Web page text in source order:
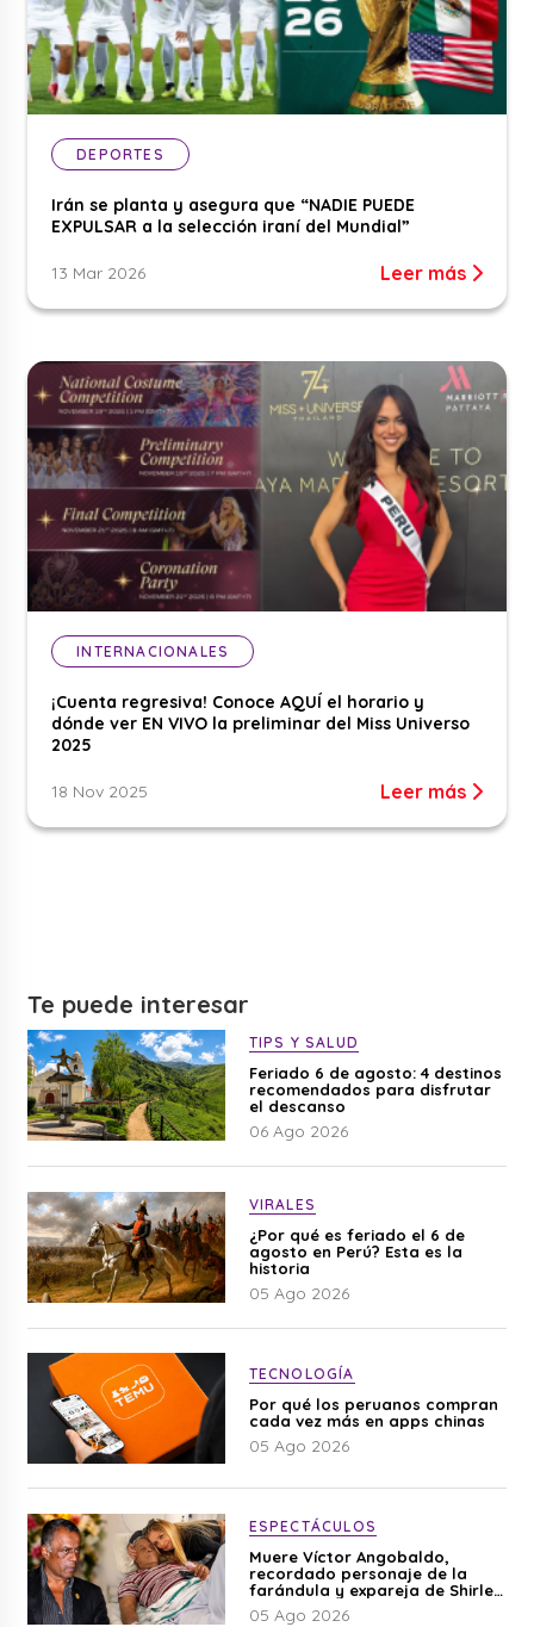
DEPORTES
Irán se planta y asegura que “NADIE PUEDE
EXPULSAR a la selección iraní del Mundial”
13 Mar 2026 Leer más
INTERNACIONALES
¡Cuenta regresiva! Conoce AQUÍ el horario y
dónde ver EN VIVO la preliminar del Miss Universo
2025
18 Nov 2025 Leer más
Te puede interesar
TIPS Y SALUD
Feriado 6 de agosto: 4 destinos
recomendados para disfrutar
el descanso
06 Ago 2026
VIRALES
¿Por qué es feriado el 6 de
agosto en Perú? Esta es la
historia
05 Ago 2026
TECNOLOGÍA
Por qué los peruanos compran
cada vez más en apps chinas
05 Ago 2026
ESPECTÁCULOS
Muere Víctor Angobaldo,
recordado personaje de la
farándula y expareja de Shirley
Cherres
05 Ago 2026